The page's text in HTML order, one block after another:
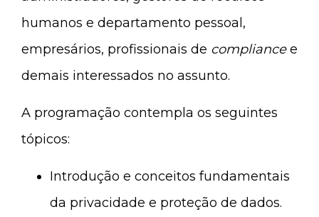
humanos e departamento pessoal,
empresários, profissionais de compliancee
demais interessados no assunto.
A programação contempla os seguintes
tópicos:
Introdução e conceitos fundamentais
da privacidade e proteção de dados.